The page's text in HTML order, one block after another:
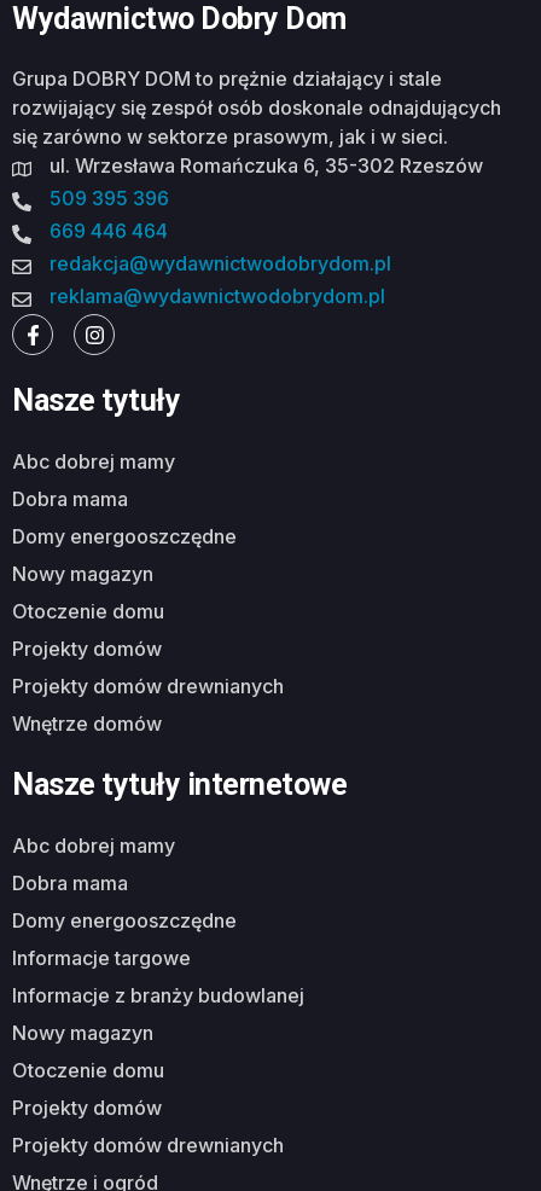
Wydawnictwo Dobry Dom
Grupa DOBRY DOM to prężnie działający i stale
rozwijający się zespół osób doskonale odnajdujących
się zarówno w sektorze prasowym, jak i w sieci.
ul. Wrzesława Romańczuka 6, 35-302 Rzeszów
509 395 396
669 446 464
redakcja@wydawnictwodobrydom.pl
reklama@wydawnictwodobrydom.pl
Nasze tytuły
abc dobrej mamy
dobra mama
domy energooszczędne
nowy magazyn
otoczenie domu
projekty domów
projekty domów drewnianych
wnętrze domów
Nasze tytuły internetowe
abc dobrej mamy
dobra mama
domy energooszczędne
informacje targowe
informacje z branży budowlanej
nowy magazyn
otoczenie domu
projekty domów
projekty domów drewnianych
wnętrze i ogród